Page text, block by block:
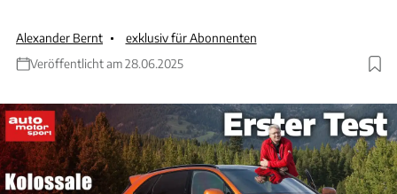
Alexander Bernt
exklusiv für Abonnenten
Veröffentlicht am 28.06.2025
ANZEIGE